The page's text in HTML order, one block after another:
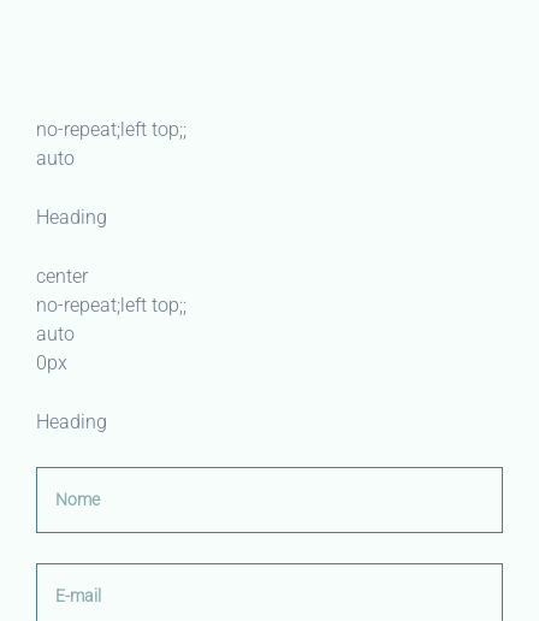
no-repeat;left top;;
auto
Heading
center
no-repeat;left top;;
auto
0px
Heading